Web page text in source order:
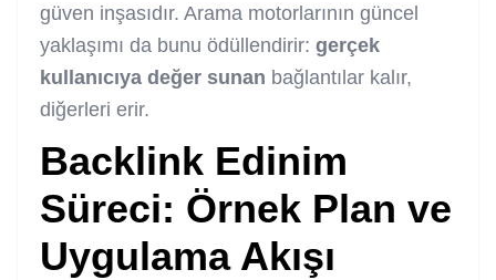
güven inşasıdır. Arama motorlarının güncel
yaklaşımı da bunu ödüllendirir: gerçek
kullanıcıya değer sunan bağlantılar kalır,
diğerleri erir.
Backlink Edinim
Süreci: Örnek Plan ve
Uygulama Akışı